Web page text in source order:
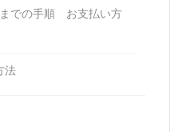
での手順 お支払い方
法